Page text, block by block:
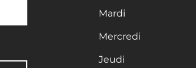
Mardi
Mercredi
Jeudi